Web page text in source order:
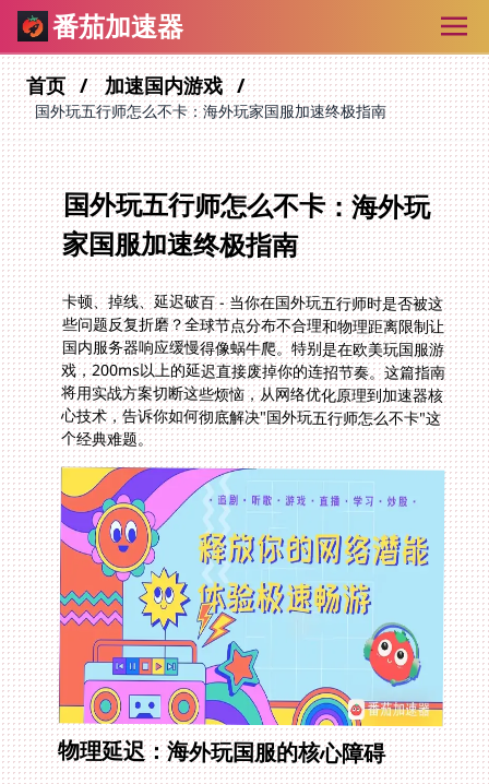
番茄加速器
首页 加速国内游戏
国外玩五行师怎么不卡：海外玩家国服加速终极指南
国外玩五行师怎么不卡：海外玩
家国服加速终极指南
卡顿、掉线、延迟破百 - 当你在国外玩五行师时是否被这
些问题反复折磨？全球节点分布不合理和物理距离限制让
国内服务器响应缓慢得像蜗牛爬。特别是在欧美玩国服游
戏，200ms以上的延迟直接废掉你的连招节奏。这篇指南
将用实战方案切断这些烦恼，从网络优化原理到加速器核
心技术，告诉你如何彻底解决"国外玩五行师怎么不卡"这
个经典难题。
物理延迟：海外玩国服的核心障碍